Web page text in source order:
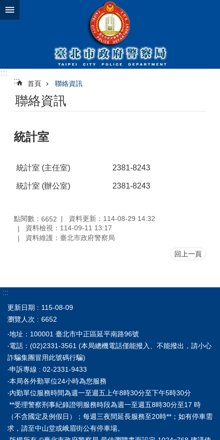
跳到主要內容區塊
:::
:::
首頁 聯絡資訊
聯絡資訊
統計室
統計室 (主任室) 2381-8243
統計室 (辦公室) 2381-8243
點閱數： 6652
資料更新：114-08-29 14:32
資料檢視：114-09-11 13:17
資料維護：臺北市政府警察局
回上一頁
:::
更新日期
115-08-09
瀏覽人次
6652
‧地址：100001 臺北市中正區延平南路96號
‧電話：(02)2331-3561 (本局總機電話僅能撥入、不能撥出，請小心
詐騙集團冒用此號碼行騙)
‧申訴專線 : 02-2331-9433
‧本局各外勤單位24小時為您服務
‧內勤單位服務時間為週一至週五上午8時30分至下午5時30分
**受理警察刑事紀錄證明服務時段為週一至週五8時30分至17 時
（不含國定及例假日）；每週三夜間延長服務至20時**；如有停車需
求，請至中山堂或峨眉街公有停車場。